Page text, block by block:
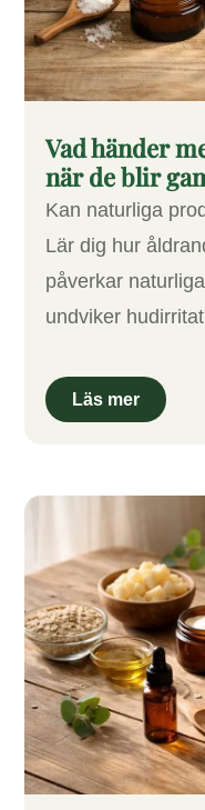
Vad händer
när de blir
Kan naturliga
Lär dig hur
påverkar
undviker